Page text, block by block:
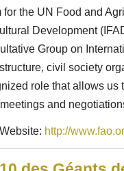
for the UN Food and
Development
Group on
civil society
role that allows us
and
http://